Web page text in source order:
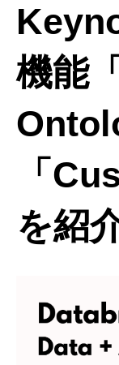
機能
「
を紹